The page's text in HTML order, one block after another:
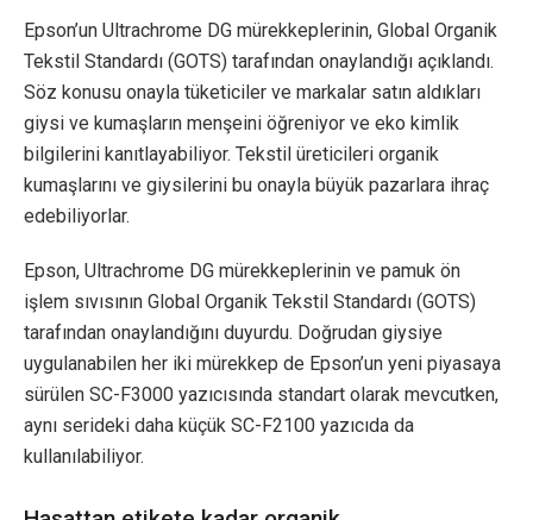
Epson’un Ultrachrome DG mürekkeplerinin, Global Organik
Tekstil Standardı (GOTS) tarafından onaylandığı açıklandı.
Söz konusu onayla tüketiciler ve markalar satın aldıkları
giysi ve kumaşların menşeini öğreniyor ve eko kimlik
bilgilerini kanıtlayabiliyor. Tekstil üreticileri organik
kumaşlarını ve giysilerini bu onayla büyük pazarlara ihraç
edebiliyorlar.
Epson, Ultrachrome DG mürekkeplerinin ve pamuk ön
işlem sıvısının Global Organik Tekstil Standardı (GOTS)
tarafından onaylandığını duyurdu. Doğrudan giysiye
uygulanabilen her iki mürekkep de Epson’un yeni piyasaya
sürülen SC-F3000 yazıcısında standart olarak mevcutken,
aynı serideki daha küçük SC-F2100 yazıcıda da
kullanılabiliyor.